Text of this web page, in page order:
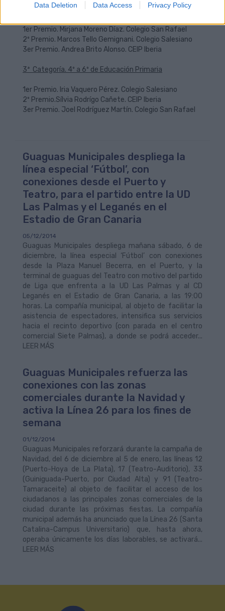
Data Deletion Data Access Privacy Policy
2ª Categoría. 1º a 3º de Educación Primaria
1er Premio. Mirjana Moreno Díaz. Colegio San Rafael
2º Premio. Marcos Tello Gemignani. Colegio Salesiano
3er Premio. Andrea Brito Alonso. CEIP Iberia
3ª Categoría. 4º a 6º de Educación Primaria
1er Premio. Iria Vaquero Pérez. Colegio Salesiano
2º Premio.Sílvia Rodrígo Cañete. CEIP Iberia
3er Premio. Joel Rodríguez Martín. Colegio San Rafael
Guaguas Municipales despliega la
línea especial ‘Fútbol’, con
conexiones desde el Puerto y
Teatro, para el partido entre la UD
Las Palmas y el Leganés en el
Estadio de Gran Canaria
05/12/2014
Guaguas Municipales despliega mañana sábado, 6 de
diciembre, la línea especial ‘Fútbol’ con conexiones
desde la Plaza Manuel Becerra, en el Puerto, y la
terminal de guaguas del Teatro con motivo del partido
de Liga que enfrenta a la UD Las Palmas y al CD
Leganés en el Estadio de Gran Canaria, a las 19:00
horas. La compañía municipal, al objeto de facilitar la
asistencia de espectadores, intensifica sus servicios
hacia el recinto deportivo (con parada en el centro
comercial Siete Palmas), a donde se podrá acceder...
LEER MÁS
Guaguas Municipales refuerza las
conexiones con las zonas
comerciales durante la Navidad y
activa la Línea 26 para los fines de
semana
01/12/2014
Guaguas Municipales reforzará durante la campaña de
Navidad, del 6 de diciembre al 5 de enero, las líneas 12
(Puerto-Hoya de La Plata), 17 (Teatro-Auditorio), 33
(Guiniguada-Puerto, por Ciudad Alta) y 91 (Teatro-
Tamaraceite) al objeto de facilitar el acceso de los
ciudadanos a las principales zonas comerciales de la
ciudad durante las próximas fiestas. La compañía
municipal además ha anunciado que la Línea 26 (Santa
Catalina-Campus Universitario) que, hasta ahora,
operaba únicamente los días laborables, se activará...
LEER MÁS